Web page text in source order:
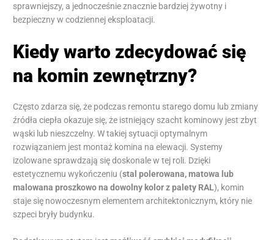
sprawniejszy, a jednocześnie znacznie bardziej żywotny i
bezpieczny w codziennej eksploatacji.
Kiedy warto zdecydować się
na komin zewnętrzny?
Często zdarza się, że podczas remontu starego domu lub zmiany
źródła ciepła okazuje się, że istniejący szacht kominowy jest zbyt
wąski lub nieszczelny. W takiej sytuacji optymalnym
rozwiązaniem jest montaż komina na elewacji. Systemy
izolowane sprawdzają się doskonale w tej roli. Dzięki
estetycznemu wykończeniu (stal polerowana, matowa lub
malowana proszkowo na dowolny kolor z palety RAL), komin
staje się nowoczesnym elementem architektonicznym, który nie
szpeci bryły budynku.